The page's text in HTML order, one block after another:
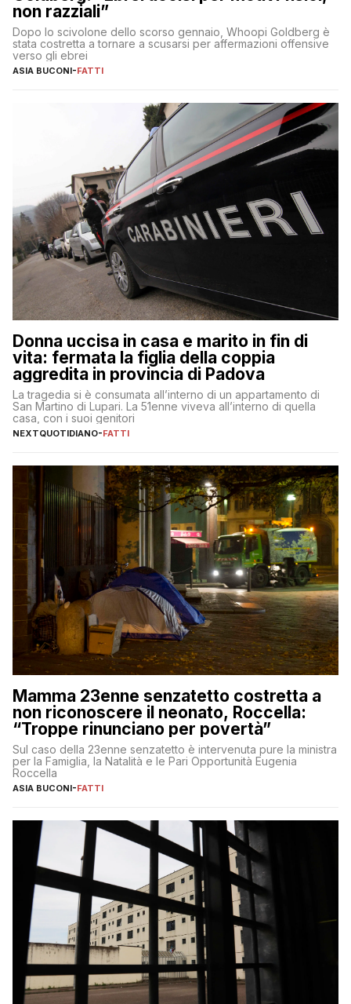
non razziali”
Dopo lo scivolone dello scorso gennaio, Whoopi Goldberg è
stata costretta a tornare a scusarsi per affermazioni offensive
verso gli ebrei
ASIA BUCONI-FATTI
Donna uccisa in casa e marito in fin di
vita: fermata la figlia della coppia
aggredita in provincia di Padova
La tragedia si è consumata all’interno di un appartamento di
San Martino di Lupari. La 51enne viveva all’interno di quella
casa, con i suoi genitori
NEXTQUOTIDIANO-FATTI
Mamma 23enne senzatetto costretta a
non riconoscere il neonato, Roccella:
“Troppe rinunciano per povertà”
Sul caso della 23enne senzatetto è intervenuta pure la ministra
per la Famiglia, la Natalità e le Pari Opportunità Eugenia
Roccella
ASIA BUCONI-FATTI